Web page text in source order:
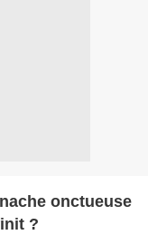
onctueuse
?